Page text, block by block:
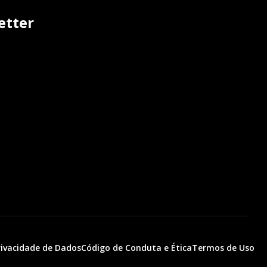
de DadosCódigo de Conduta e ÉticaTermos de Uso